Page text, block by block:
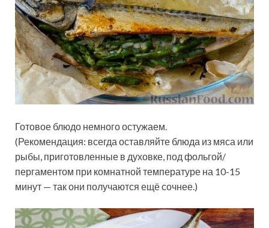
Готовое блюдо немного остужаем.
(Рекомендация: всегда оставляйте блюда из мяса или
рыбы, приготовленные в духовке, под фольгой/
пергаментом при комнатной температуре на 10-15
минут — так они получаются ещё сочнее.)